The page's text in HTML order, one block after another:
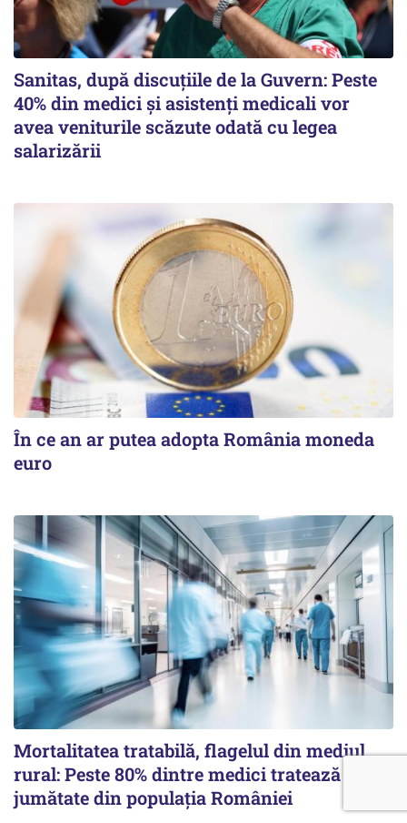
Sanitas, după discuțiile de la Guvern: Peste
40% din medici și asistenți medicali vor
avea veniturile scăzute odată cu legea
salarizării
În ce an ar putea adopta România moneda
euro
Mortalitatea tratabilă, flagelul din mediul
rural: Peste 80% dintre medici tratează sub
jumătate din populația României